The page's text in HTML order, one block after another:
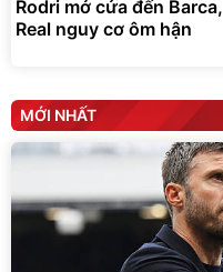
Đang xem nhiều
Rodri mở cửa đến Barca,
Real nguy cơ ôm hận
MỚI NHẤT